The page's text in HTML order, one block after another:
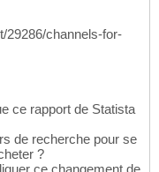
29286/channels-for-
ce rapport de Statista
de recherche pour se
?